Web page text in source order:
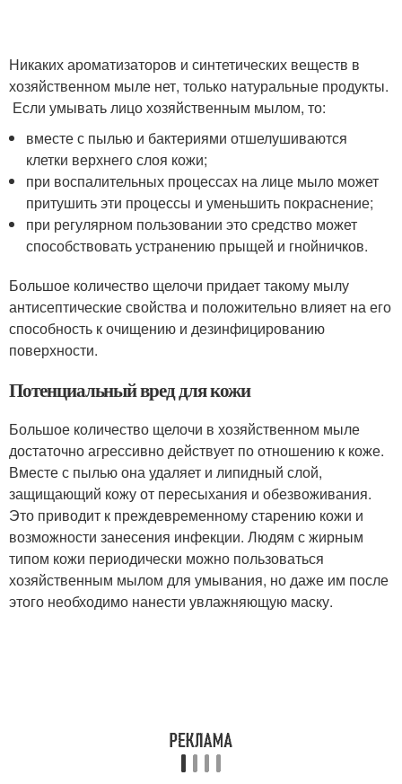
Никаких ароматизаторов и синтетических веществ в
хозяйственном мыле нет, только натуральные продукты.
Если умывать лицо хозяйственным мылом, то:
вместе с пылью и бактериями отшелушиваются
клетки верхнего слоя кожи;
при воспалительных процессах на лице мыло может
притушить эти процессы и уменьшить покраснение;
при регулярном пользовании это средство может
способствовать устранению прыщей и гнойничков.
Большое количество щелочи придает такому мылу
антисептические свойства и положительно влияет на его
способность к очищению и дезинфицированию
поверхности.
Потенциальный вред для кожи
Большое количество щелочи в хозяйственном мыле
достаточно агрессивно действует по отношению к коже.
Вместе с пылью она удаляет и липидный слой,
защищающий кожу от пересыхания и обезвоживания.
Это приводит к преждевременному старению кожи и
возможности занесения инфекции. Людям с жирным
типом кожи периодически можно пользоваться
хозяйственным мылом для умывания, но даже им после
этого необходимо нанести увлажняющую маску.